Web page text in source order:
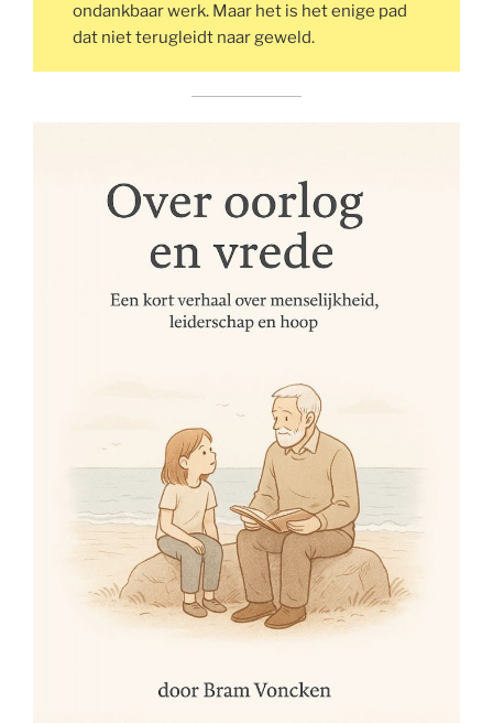
ondankbaar werk. Maar het is het enige pad
dat niet terugleidt naar geweld.